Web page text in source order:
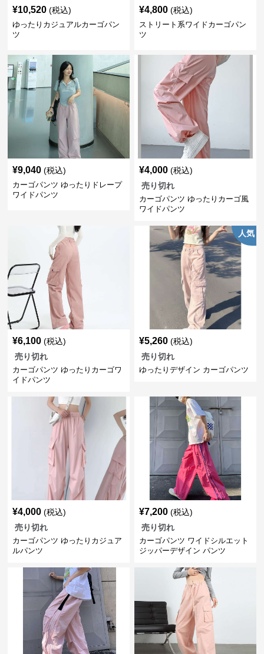
¥10,520 (税込)
ゆったりカジュアルカーゴパン
ツ
¥4,800 (税込)
ストリート系ワイドカーゴパン
ツ
¥9,040 (税込)
カーゴパンツ ゆったりドレープ
ワイドパンツ
¥4,000 (税込)
売り切れ
カーゴパンツ ゆったりカーゴ風
ワイドパンツ
¥6,100 (税込)
売り切れ
カーゴパンツ ゆったりカーゴワ
イドパンツ
人気
¥5,260 (税込)
売り切れ
ゆったりデザイン カーゴパンツ
¥4,000 (税込)
売り切れ
カーゴパンツ ゆったりカジュア
ルパンツ
¥7,200 (税込)
売り切れ
カーゴパンツ ワイドシルエット
ジッパーデザイン パンツ